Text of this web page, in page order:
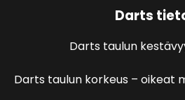
Darts
Darts taulun
Darts taulun korkeus – oikeat